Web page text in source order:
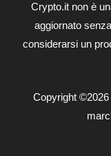
Crypto.it non è
aggiornato
considerarsi un
Copyright